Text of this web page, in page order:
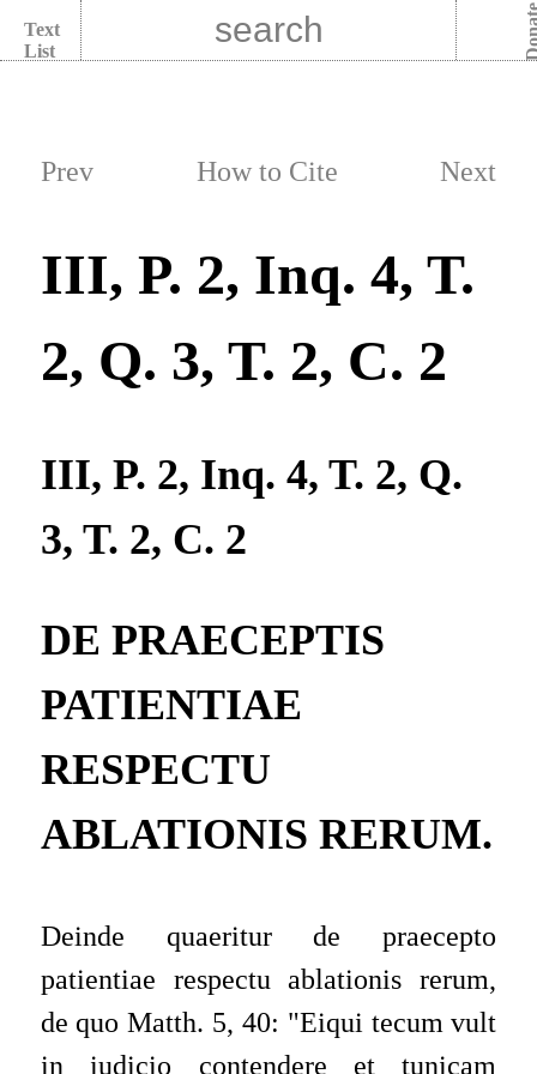
Text
List
Prev How to Cite Next
III, P. 2, Inq. 4, T.
2, Q. 3, T. 2, C. 2
III, P. 2, Inq. 4, T. 2, Q.
3, T. 2, C. 2
DE PRAECEPTIS
PATIENTIAE
RESPECTU
ABLATIONIS RERUM.
Deinde quaeritur de praecepto
patientiae respectu ablationis rerum,
de quo Matth. 5, 40: "Eiqui tecum vult
in iudicio contendere et tunicam